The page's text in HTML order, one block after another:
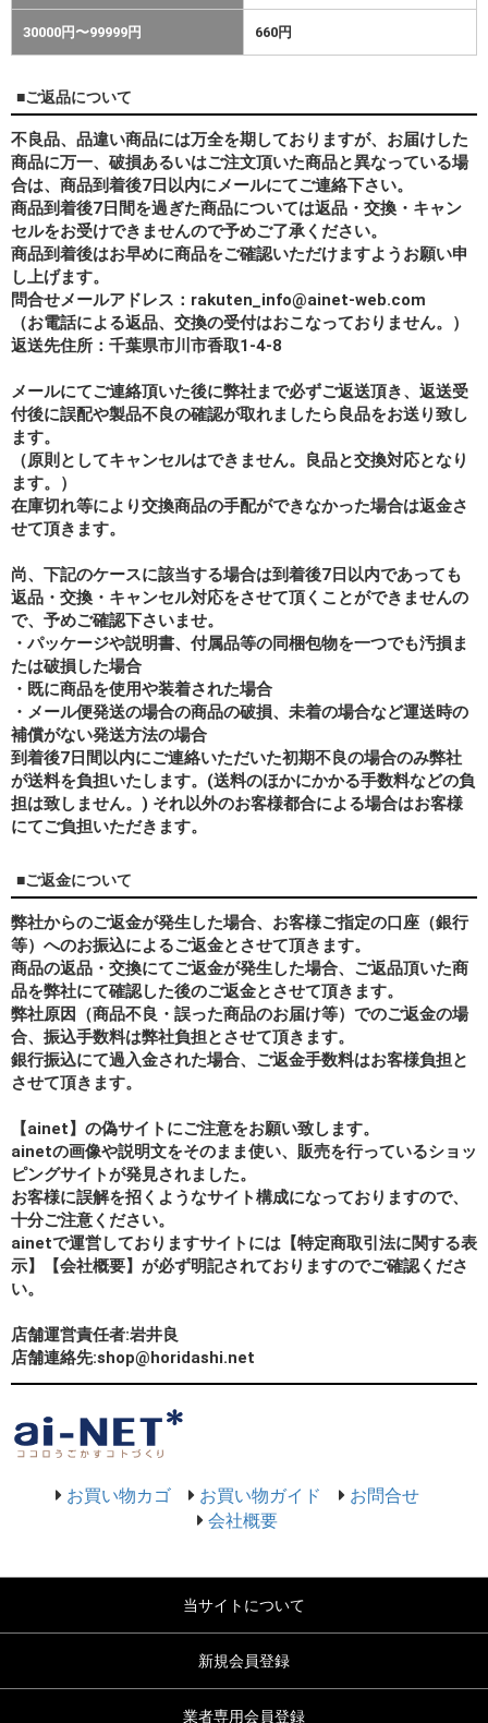
30000円〜99999円 660円
■ご返品について
不良品、品違い商品には万全を期しておりますが、お届けした
商品に万一、破損あるいはご注文頂いた商品と異なっている場
合は、商品到着後7日以内にメールにてご連絡下さい。
商品到着後7日間を過ぎた商品については返品・交換・キャン
セルをお受けできませんので予めご了承ください。
商品到着後はお早めに商品をご確認いただけますようお願い申
し上げます。
問合せメールアドレス：rakuten_info@ainet-web.com
（お電話による返品、交換の受付はおこなっておりません。）
返送先住所：千葉県市川市香取1-4-8
メールにてご連絡頂いた後に弊社まで必ずご返送頂き、返送受
付後に誤配や製品不良の確認が取れましたら良品をお送り致し
ます。
（原則としてキャンセルはできません。良品と交換対応となり
ます。）
在庫切れ等により交換商品の手配ができなかった場合は返金さ
せて頂きます。
尚、下記のケースに該当する場合は到着後7日以内であっても
返品・交換・キャンセル対応をさせて頂くことができませんの
で、予めご確認下さいませ。
・パッケージや説明書、付属品等の同梱包物を一つでも汚損ま
たは破損した場合
・既に商品を使用や装着された場合
・メール便発送の場合の商品の破損、未着の場合など運送時の
補償がない発送方法の場合
到着後7日間以内にご連絡いただいた初期不良の場合のみ弊社
が送料を負担いたします。(送料のほかにかかる手数料などの負
担は致しません。) それ以外のお客様都合による場合はお客様
にてご負担いただきます。
■ご返金について
弊社からのご返金が発生した場合、お客様ご指定の口座（銀行
等）へのお振込によるご返金とさせて頂きます。
商品の返品・交換にてご返金が発生した場合、ご返品頂いた商
品を弊社にて確認した後のご返金とさせて頂きます。
弊社原因（商品不良・誤った商品のお届け等）でのご返金の場
合、振込手数料は弊社負担とさせて頂きます。
銀行振込にて過入金された場合、ご返金手数料はお客様負担と
させて頂きます。
【ainet】の偽サイトにご注意をお願い致します。
ainetの画像や説明文をそのまま使い、販売を行っているショッ
ピングサイトが発見されました。
お客様に誤解を招くようなサイト構成になっておりますので、
十分ご注意ください。
ainetで運営しておりますサイトには【特定商取引法に関する表
示】【会社概要】が必ず明記されておりますのでご確認くださ
い。
店舗運営責任者:岩井良
店舗連絡先:shop@horidashi.net
お買い物カゴ お買い物ガイド
お問合せ
会社概要
当サイトについて
新規会員登録
業者専用会員登録